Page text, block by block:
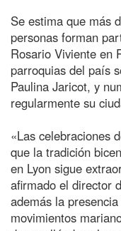
Se estima que más
personas forman
Rosario Viviente en
parroquias del país
Paulina Jaricot, y
regularmente su
«Las celebraciones
que la tradición
en Lyon sigue
afirmado el director
además la
movimientos